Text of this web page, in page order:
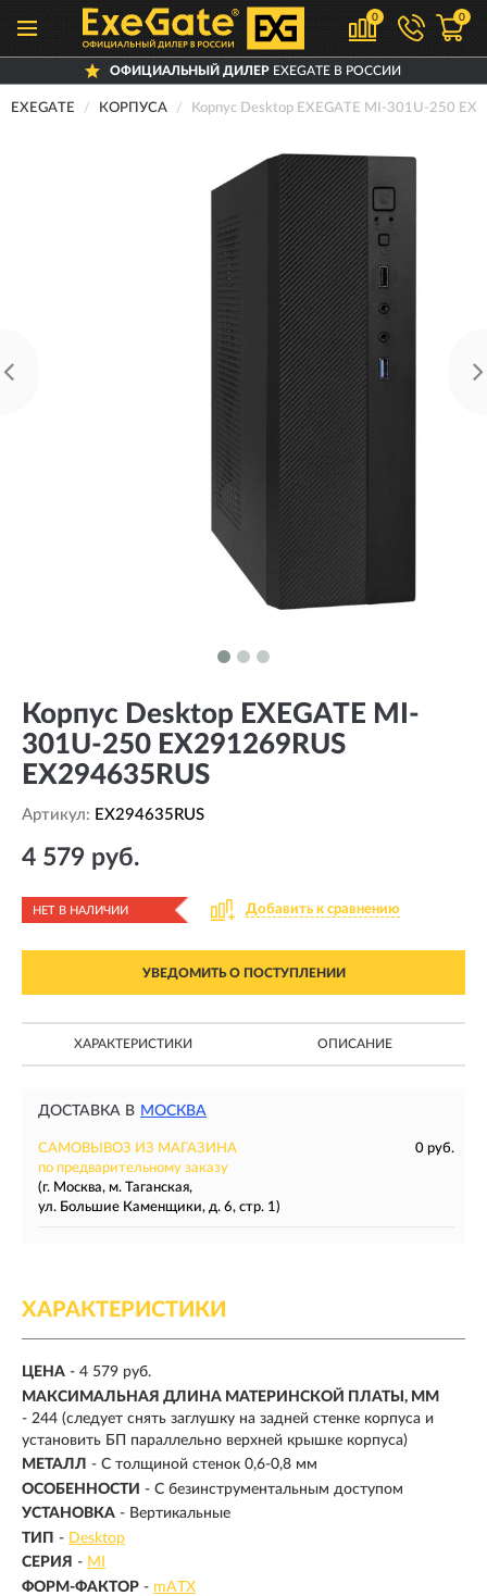
0 0
ОФИЦИАЛЬНЫЙ ДИЛЕРEXEGATE В РОССИИ
EXEGATE КОРПУСА Корпус Desktop EXEGATE MI-301U-250
Корпус Desktop EXEGATE MI-
301U-250 EX291269RUS
EX294635RUS
Артикул: EX294635RUS
4 579 руб.
НЕТ В НАЛИЧИИ Добавить к сравнению
УВЕДОМИТЬ О ПОСТУПЛЕНИИ
ХАРАКТЕРИСТИКИ ОПИСАНИЕ
ДОСТАВКА В МОСКВА
САМОВЫВОЗ ИЗ МАГАЗИНА
0 руб.
по предварительному заказу
(г. Москва, м. Таганская,
ул. Большие Каменщики, д. 6, стр. 1)
ХАРАКТЕРИСТИКИ
ЦЕНА - 4 579 руб.
МАКСИМАЛЬНАЯ ДЛИНА МАТЕРИНСКОЙ ПЛАТЫ, ММ
- 244 (следует снять заглушку на задней стенке корпуса и
установить БП параллельно верхней крышке корпуса)
МЕТАЛЛ - С толщиной стенок 0,6-0,8 мм
ОСОБЕННОСТИ - С безинструментальным доступом
УСТАНОВКА - Вертикальные
ТИП - Desktop
СЕРИЯ - MI
ФОРМ-ФАКТОР - mATX